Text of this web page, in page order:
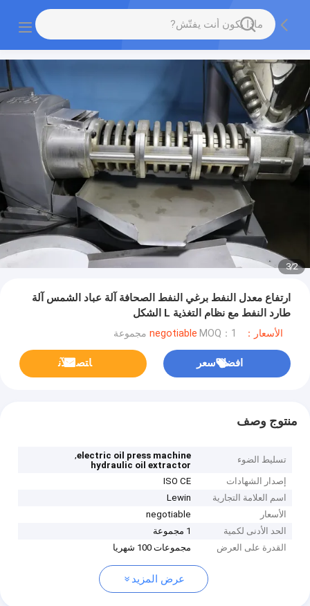
2
/
3
ارتفاع معدل النفط برغي النفط الصحافة آلة عباد الشمس آلة
طارد النفط مع نظام التغذية L الشكل
الأسعار：negotiable MOQ：1 مجموعة
افضل سعر ﺎﺘﺼﻟ ﺍﻶﻧ
منتوج وصف
تسليط الضوء electric oil press machine
,
hydraulic oil extractor
إصدار الشهادات
ISO CE
اسم العلامة التجارية
Lewin
الأسعار
negotiable
الحد الأدنى لكمية
1 مجموعة
القدرة على العرض
مجموعات 100 شهريا
عرض المزيد